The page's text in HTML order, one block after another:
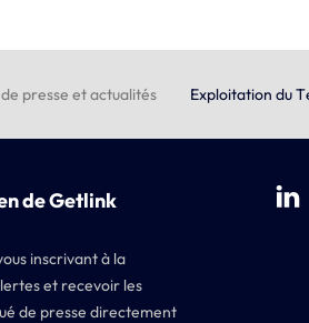
presse et actualités Exploitation du
de Getlink
inscrivant à la
et recevoir les
de presse directement